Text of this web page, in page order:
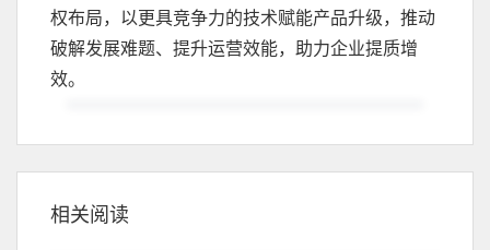
权布局，以更具竞争力的技术赋能产品升级，推动
破解发展难题、提升运营效能，助力企业提质增
效。
相关阅读